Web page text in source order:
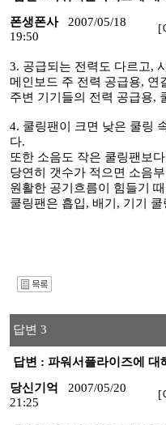
폰생폰사
2007/05/18
19:50
[
3. 공급되는 전력도 다르고,
메인보드 주 전력 공급용, 연
주변 기기들의 전력 공급용,
4. 쿨링팬이 크면 낮은 쿨링
다.
또한 소음도 작은 쿨링팬보
당연히 갯수가 적으면 소음
원활한 공기흐름이 힘들기
쿨링팬은 흡입, 배기, 기기
답변 3
답변 : 파워서플라이즈에 대
당신기억
2007/05/20
21:25
[